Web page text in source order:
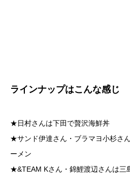
ラインナップはこんな感じ
★日村さんは下田で贅沢海鮮丼
★サンド伊達さん・ブラマヨ小杉さ
ーメン
★&TEAM Kさん・錦鯉渡辺さんは三